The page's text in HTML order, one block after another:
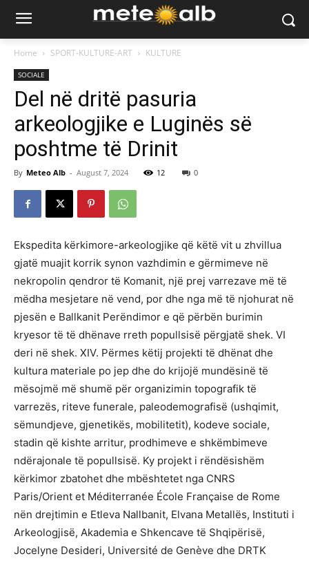
Home SPORT-KULTURE-ART KULTURE
SOCIALE
Del në dritë pasuria
arkeologjike e Luginës së
poshtme të Drinit
By Meteo Alb - August 7, 2024 12 0
Ekspedita kërkimore-arkeologjike që këtë vit u zhvillua
gjatë muajit korrik synon vazhdimin e gërmimeve në
nekropolin qendror të Komanit, një prej varrezave më të
mëdha mesjetare në vend, por dhe nga më të njohurat në
pjesën e Ballkanit Perëndimor e që përbën burimin
kryesor të të dhënave rreth popullsisë përgjatë shek. VI
deri në shek. XIV. Përmes këtij projekti të dhënat dhe
kultura materiale po jep dhe do krijojë mundësinë të
mësojmë më shumë për organizimin topografik të
varrezës, riteve funerale, paleodemografisë (ushqimit,
sëmundjeve, gjenetikës, mobilitetit), kodeve sociale,
stadin që kishte arritur, prodhimeve e shkëmbimeve
ndërajonale të popullsisë. Ky projekt i rëndësishëm
kërkimor zbatohet dhe mbështetet nga CNRS
Paris/Orient et Méditerranée École Française de Rome
nën drejtimin e Etleva Nallbanit, Elvana Metallës, Instituti i
Arkeologjisë, Akademia e Shkencave të Shqipërisë,
Jocelyne Desideri, Université de Genève dhe DRTK